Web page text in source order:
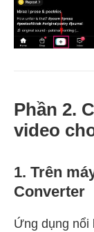
Phần 2.
video
1. Trên
Converter
Ứng dụng nổi